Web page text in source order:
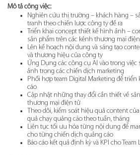
Mô tả công việc:
Nghiên cứu thị trường – khách hàng –
tranh theo chiến lược công ty đề ra
Triển khai concept thiết kế hình ảnh –
sản phẩm trên các kênh thương mại
Lên kế hoạch nội dung và sáng tạo
và thương hiệu của công ty
Ứng Dụng các công cụ AI vào trong
ảnh trong các chiến dịch marketing
Phối hợp team Digital Marketing để triển
cáo
Cập nhật những thay đổi cần thiết về
thương mại điện tử
Theo dõi, kiểm soát hiệu quả content
quả chạy quảng cáo theo tuần, tháng
Liên tục tối ưu hóa từng nội dung để
cho từng chiến dịch quảng cáo
Báo cáo kết quả định kỳ và KPI cho Team